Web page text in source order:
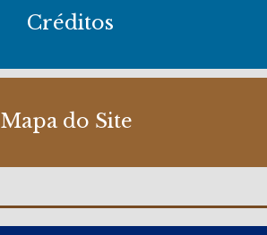
Créditos
Mapa do Site